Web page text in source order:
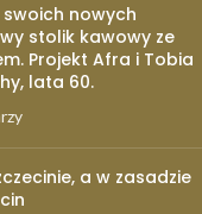
swoich nowych
stolik kawowy ze
Projekt Afra i Tobia
lata 60.
a w zasadzie